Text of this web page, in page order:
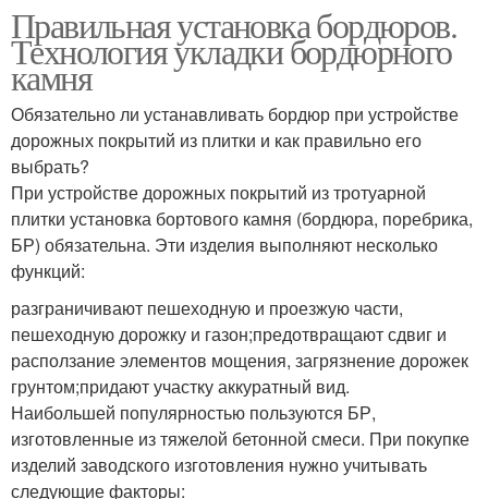
Правильная установка бордюров.
Технология укладки бордюрного
камня
Обязательно ли устанавливать бордюр при устройстве
дорожных покрытий из плитки и как правильно его
выбрать?
При устройстве дорожных покрытий из тротуарной
плитки установка бортового камня (бордюра, поребрика,
БР) обязательна. Эти изделия выполняют несколько
функций:
разграничивают пешеходную и проезжую части,
пешеходную дорожку и газон;предотвращают сдвиг и
расползание элементов мощения, загрязнение дорожек
грунтом;придают участку аккуратный вид.
Наибольшей популярностью пользуются БР,
изготовленные из тяжелой бетонной смеси. При покупке
изделий заводского изготовления нужно учитывать
следующие факторы: